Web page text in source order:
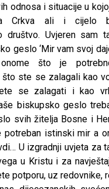
odnosa i situacije u
Crkva ali i cijelo
društvo. Uvjeren sam
geslo ‘Mir vam svoj
što je
što ste se zalagali kao
se zalagati i kao
biskupsko geslo
svih žitelja Bosne i
potreban istinski mir a
U izgradnji uvjeta za
u Kristu i za
potporu, uz redovnike,